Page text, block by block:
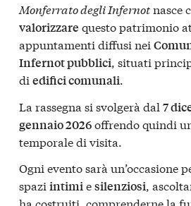
Monferrato degli Infernotnasce
valorizzare questo patrimonio
appuntamenti diffusi nei
Infernot pubblici, situati
di edifici comunali.
La rassegna si svolgerà dal 7
gennaio 2026offrendo quindi
temporale di visita.
Ogni evento sarà un’occasione
spazi intimiesilenziosi,